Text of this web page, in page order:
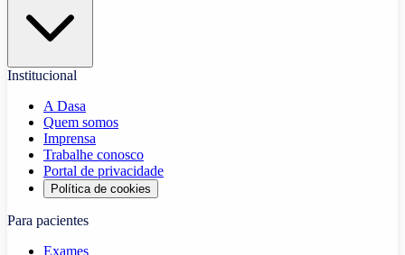
Institucional
A Dasa
Quem somos
Imprensa
Trabalhe conosco
Portal de privacidade
Política de cookies
Para pacientes
Exames